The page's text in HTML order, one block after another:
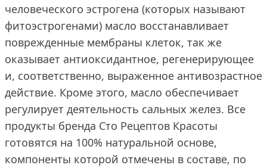
человеческого эстрогена (которых называют
фитоэстрогенами) масло восстанавливает
поврежденные мембраны клеток, так же
оказывает антиоксидантное, регенерирующее
и, соответственно, выраженное антивозрастное
действие. Кроме этого, масло обеспечивает
регулирует деятельность сальных желез. Все
продукты бренда Сто Рецептов Красоты
готовятся на 100% натуральной основе,
компоненты которой отмечены в составе, по